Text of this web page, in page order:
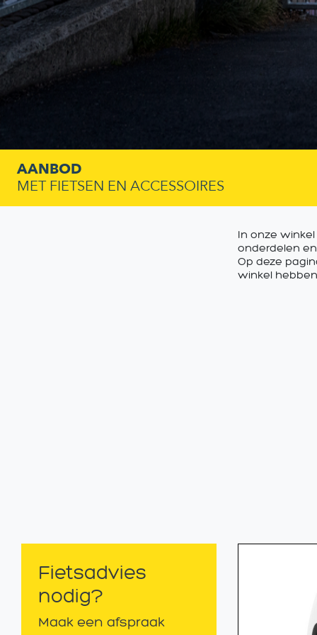
AANBOD
MET FIETSEN EN ACCESSOIRES
In onze
onderdelen
Op deze
winkel
Fietsadvies
nodig?
Maak een afspraak